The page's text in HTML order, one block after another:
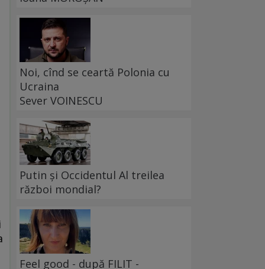
Noi, cînd se ceartă Polonia cu
Ucraina
Sever VOINESCU
Putin și Occidentul Al treilea
război mondial?
Feel good - după FILIT -